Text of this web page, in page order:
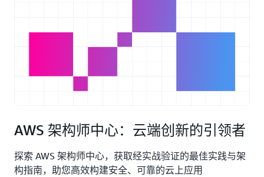
AWS 架构师中心：云端创新的引领者
探索 AWS 架构师中心，获取经实战验证的最佳实践与架
构指南，助您高效构建安全、可靠的云上应用